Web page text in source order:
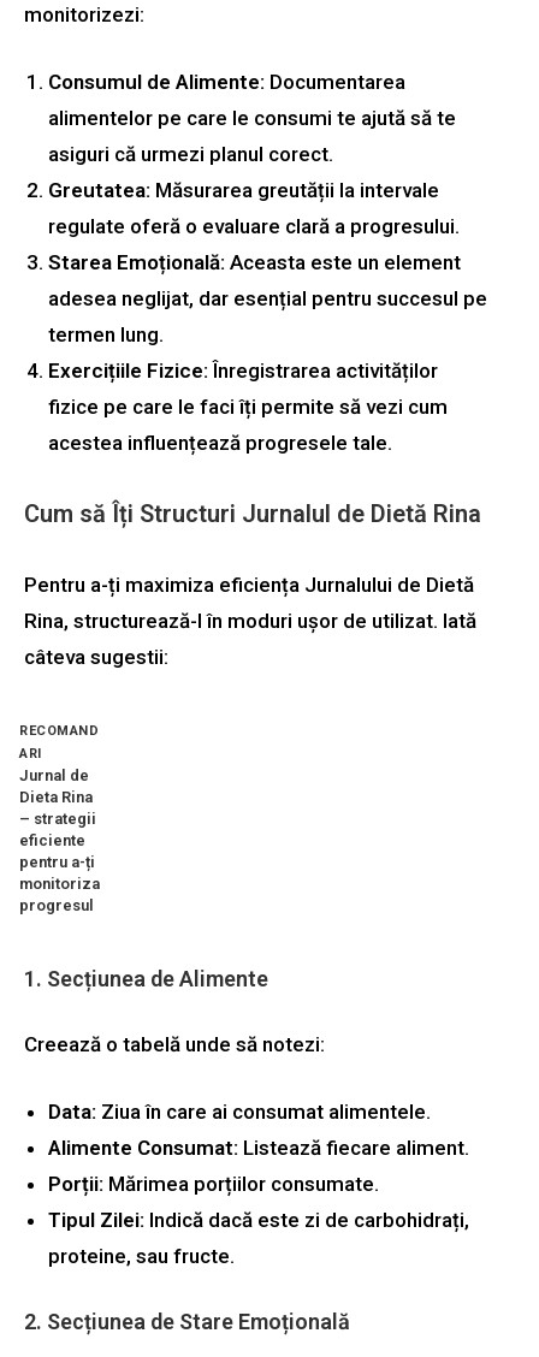
monitorizezi:
Consumul de Alimente: Documentarea
alimentelor pe care le consumi te ajută să te
asiguri că urmezi planul corect.
Greutatea: Măsurarea greutății la intervale
regulate oferă o evaluare clară a progresului.
Starea Emoțională: Aceasta este un element
adesea neglijat, dar esențial pentru succesul pe
termen lung.
Exercițiile Fizice: Înregistrarea activităților
fizice pe care le faci îți permite să vezi cum
acestea influențează progresele tale.
Cum să Îți Structuri Jurnalul de Dietă Rina
Pentru a-ți maximiza eficiența Jurnalului de Dietă
Rina, structurează-l în moduri ușor de utilizat. Iată
câteva sugestii:
RECOMAND
ARI
Jurnal de
Dieta Rina
– strategii
eficiente
pentru a-ți
monitoriza
progresul
1. Secțiunea de Alimente
Creează o tabelă unde să notezi:
Data: Ziua în care ai consumat alimentele.
Alimente Consumat: Listează fiecare aliment.
Porții: Mărimea porțiilor consumate.
Tipul Zilei: Indică dacă este zi de carbohidrați,
proteine, sau fructe.
2. Secțiunea de Stare Emoțională